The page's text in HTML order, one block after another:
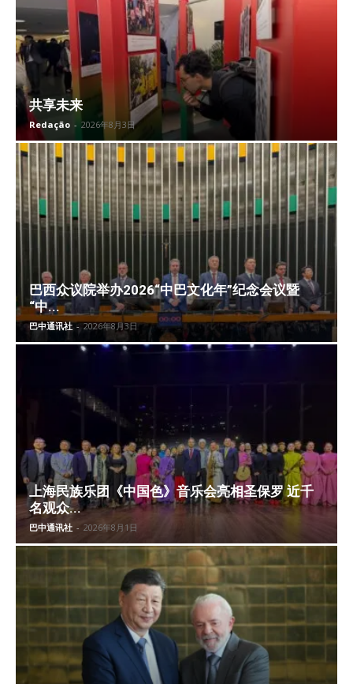
共享未来
Redação - 2026年8月3日
巴西众议院举办2026“中巴文化年”纪念会议暨
“中...
巴中通讯社 - 2026年8月3日
上海民族乐团《中国色》音乐会亮相圣保罗 近千
名观众...
巴中通讯社 - 2026年8月1日